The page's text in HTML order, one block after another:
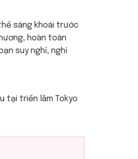
sáng khoái trước
hoàn toàn
suy nghĩ, nghỉ
tại triển lãm Tokyo